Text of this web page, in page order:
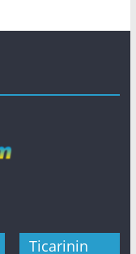
Ticarinin